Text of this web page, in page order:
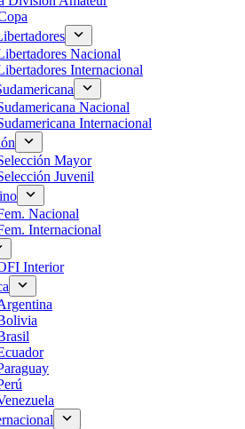
Nacional
Internacional
Nacional
Internacional
Mayor
Juvenil
Nacional
Internacional
Interior